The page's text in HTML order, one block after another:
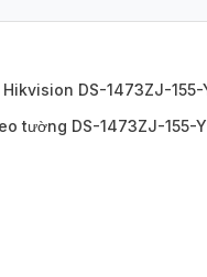
tường DS-1473ZJ-155-
DS-1473ZJ-155-
tường DS-1473ZJ-155-Y